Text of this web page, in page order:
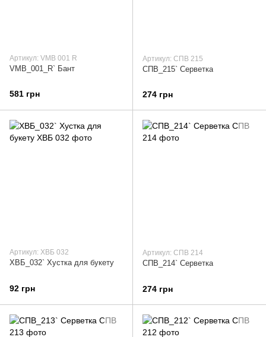
Артикул: VMB 001 R
VMB_001_R` Бант
581 грн
Артикул: СПВ 215
СПВ_215` Серветка
274 грн
Артикул: ХВБ 032
ХВБ_032` Хустка для букету
92 грн
Артикул: СПВ 214
СПВ_214` Серветка
274 грн